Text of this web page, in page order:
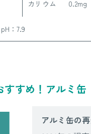
カリウム 0.2mg
：7.9
すすめ！アルミ缶
アルミ缶の